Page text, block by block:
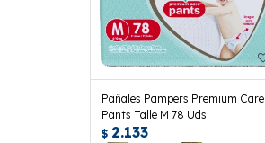
Pañales Pampers Premium Care
Pants Talle M 78 Uds.
$ 2.133